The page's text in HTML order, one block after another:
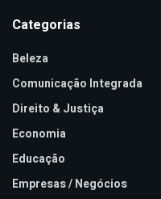
Categorias
Beleza
Comunicação Integrada
Direito & Justiça
Economia
Educação
Empresas / Negócios